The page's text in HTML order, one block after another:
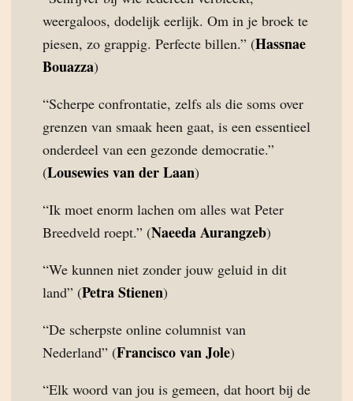
weergaloos, dodelijk eerlijk. Om in je broek te
piesen, zo grappig. Perfecte billen.” (Hassnae
Bouazza)
“Scherpe confrontatie, zelfs als die soms over
grenzen van smaak heen gaat, is een essentieel
onderdeel van een gezonde democratie.”
(Lousewies van der Laan)
“Ik moet enorm lachen om alles wat Peter
Breedveld roept.” (Naeeda Aurangzeb)
“We kunnen niet zonder jouw geluid in dit
land” (Petra Stienen)
“De scherpste online columnist van
Nederland” (Francisco van Jole)
“Elk woord van jou is gemeen, dat hoort bij de